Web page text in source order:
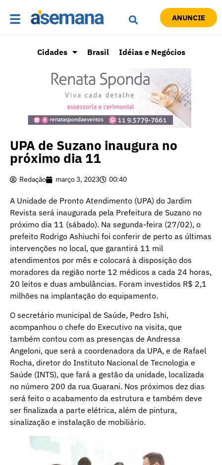
ANUNCIE
Cidades Brasil Idéias e Negócios
UPA de Suzano inaugura no
próximo dia 11
Redação março 3, 2023 00:40
A Unidade de Pronto Atendimento (UPA) do Jardim
Revista será inaugurada pela Prefeitura de Suzano no
próximo dia 11 (sábado). Na segunda-feira (27/02), o
prefeito Rodrigo Ashiuchi foi conferir de perto as últimas
intervenções no local, que garantirá 11 mil
atendimentos por mês e colocará à disposição dos
moradores da região norte 12 médicos a cada 24 horas,
20 leitos e duas ambulâncias. Foram investidos R$ 2,1
milhões na implantação do equipamento.
O secretário municipal de Saúde, Pedro Ishi,
acompanhou o chefe do Executivo na visita, que
também contou com as presenças de Andressa
Angeloni, que será a coordenadora da UPA, e de Rafael
Rocha, diretor do Instituto Nacional de Tecnologia e
Saúde (INTS), que fará a gestão da unidade, localizada
no número 200 da rua Guarani. Nos próximos dez dias
será feito o acabamento da estrutura e também deve
ser finalizada a parte elétrica, além de pintura,
sinalização e instalação de mobiliário.